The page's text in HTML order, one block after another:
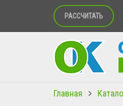
РАССЧИТАТЬ
Главная